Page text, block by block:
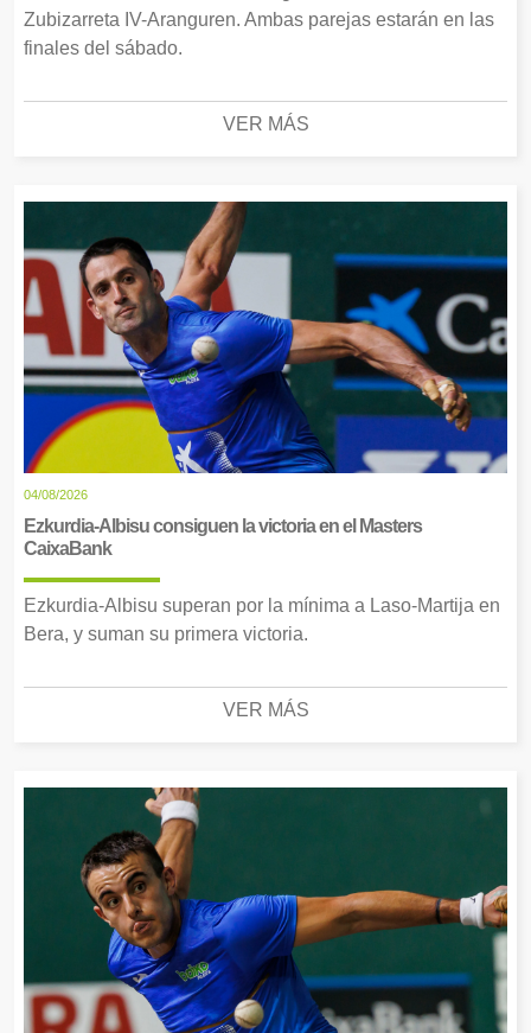
Zubizarreta IV-Aranguren. Ambas parejas estarán en las
finales del sábado.
VER MÁS
04/08/2026
Ezkurdia-Albisu consiguen la victoria en el Masters
CaixaBank
Ezkurdia-Albisu superan por la mínima a Laso-Martija en
Bera, y suman su primera victoria.
VER MÁS